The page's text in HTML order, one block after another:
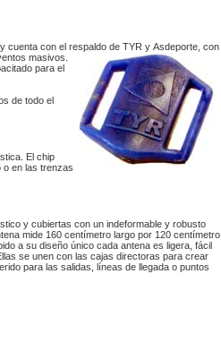
cuenta con el respaldo de TYR y Asdeporte, con
masivos.
para el
de todo el
El chip
o en las trenzas
y cubiertas con un indeformable y robusto
mide 160 centímetro largo por 120 centímetro
a su diseño único cada antena es ligera, fácil
se unen con las cajas directoras para crear
para las salidas, líneas de llegada o puntos